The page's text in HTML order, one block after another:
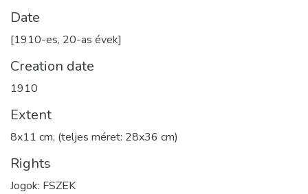
Date
[1910-es, 20-as évek]
Creation date
1910
Extent
8x11 cm, (teljes méret: 28x36 cm)
Rights
Jogok: FSZEK